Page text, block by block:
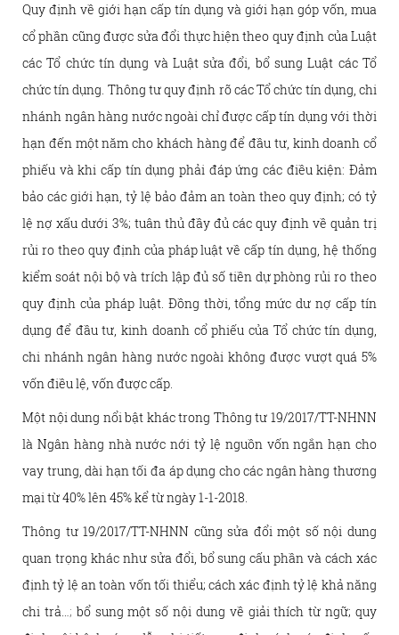
Quy định về giới hạn cấp tín dụng và giới hạn góp vốn, mua
cổ phần cũng được sửa đổi thực hiện theo quy định của Luật
các Tổ chức tín dụng và Luật sửa đổi, bổ sung Luật các Tổ
chức tín dụng. Thông tư quy định rõ các Tổ chức tín dụng, chi
nhánh ngân hàng nước ngoài chỉ được cấp tín dụng với thời
hạn đến một năm cho khách hàng để đầu tư, kinh doanh cổ
phiếu và khi cấp tín dụng phải đáp ứng các điều kiện: Đảm
bảo các giới hạn, tỷ lệ bảo đảm an toàn theo quy định; có tỷ
lệ nợ xấu dưới 3%; tuân thủ đầy đủ các quy định về quản trị
rủi ro theo quy định của pháp luật về cấp tín dụng, hệ thống
kiểm soát nội bộ và trích lập đủ số tiền dự phòng rủi ro theo
quy định của pháp luật. Đồng thời, tổng mức dư nợ cấp tín
dụng để đầu tư, kinh doanh cổ phiếu của Tổ chức tín dụng,
chi nhánh ngân hàng nước ngoài không được vượt quá 5%
vốn điều lệ, vốn được cấp.
Một nội dung nổi bật khác trong Thông tư 19/2017/TT-NHNN
là Ngân hàng nhà nước nới tỷ lệ nguồn vốn ngắn hạn cho
vay trung, dài hạn tối đa áp dụng cho các ngân hàng thương
mại từ 40% lên 45% kể từ ngày 1-1-2018.
Thông tư 19/2017/TT-NHNN cũng sửa đổi một số nội dung
quan trọng khác như sửa đổi, bổ sung cấu phần và cách xác
định tỷ lệ an toàn vốn tối thiểu; cách xác định tỷ lệ khả năng
chi trả…; bổ sung một số nội dung về giải thích từ ngữ; quy